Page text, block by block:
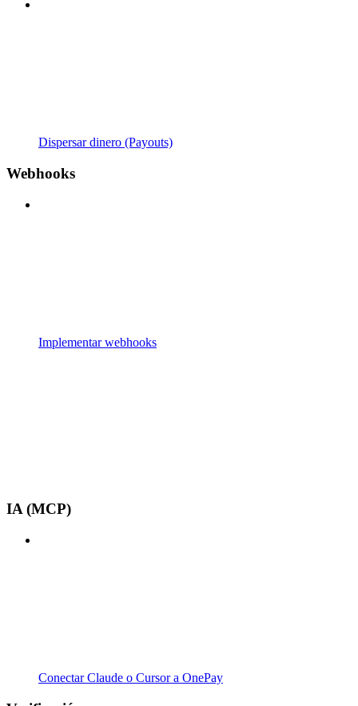
Dispersar dinero (Payouts)
Webhooks
Implementar webhooks
IA (MCP)
Conectar Claude o Cursor a OnePay